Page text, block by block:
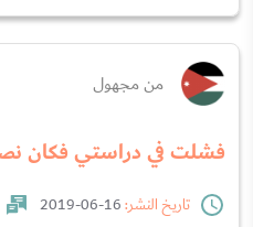
من مجهول
فشلت في دراستي فكان
تاريخ النشر: